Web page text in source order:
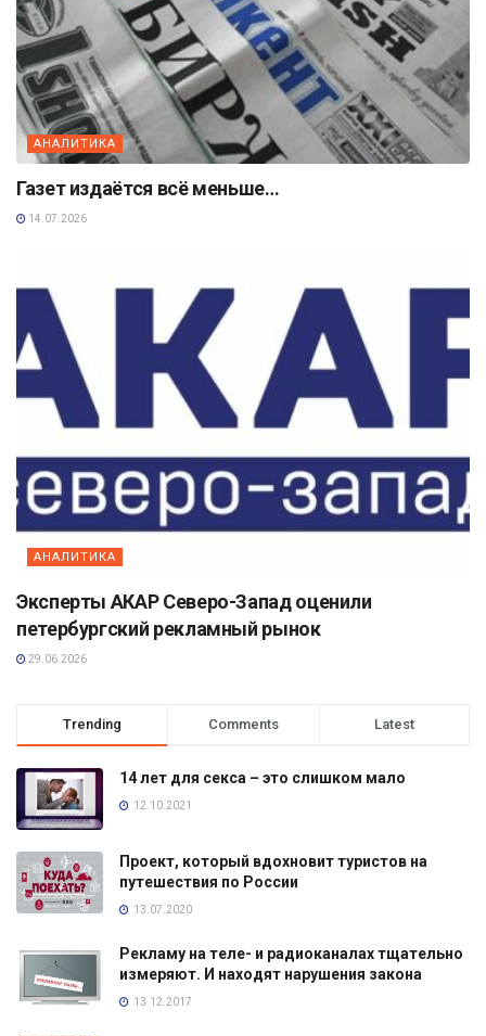
АНАЛИТИКА
Газет издаётся всё меньше…
14.07.2026
АНАЛИТИКА
Эксперты АКАР Северо-Запад оценили
петербургский рекламный рынок
29.06.2026
Trending Comments Latest
14 лет для секса – это слишком мало
12.10.2021
Проект, который вдохновит туристов на
путешествия по России
13.07.2020
Рекламу на теле- и радиоканалах тщательно
измеряют. И находят нарушения закона
13.12.2017